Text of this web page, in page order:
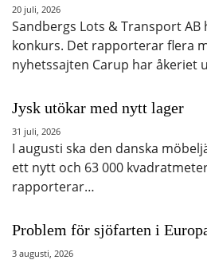
20 juli, 2026
Sandbergs Lots & Transport
konkurs. Det rapporterar flera
nyhetssajten Carup har åkeriet
Jysk utökar med nytt lager
31 juli, 2026
I augusti ska den danska
ett nytt och 63 000
rapporterar…
Problem för sjöfarten i
3 augusti, 2026